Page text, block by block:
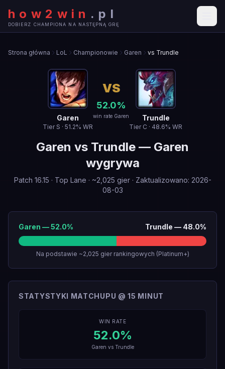
how2win . pl
DOBIERZ CHAMPIONA NA NASTĘPNĄ GRĘ
Strona główna LoL Championowie Garen vs Trundle
Garen
Tier S · 51.2% WR
VS
52.0%
win rate Garen Trundle
Tier C · 48.6% WR
Garen vs Trundle — Garen
wygrywa
Patch 16.15 · Top Lane · ~2,025 gier· Zaktualizowano: 2026-
08-03
Garen —52.0% Trundle — 48.0%
Na podstawie ~2,025 gier rankingowych (Platinum+)
STATYSTYKI MATCHUPU @ 15 MINUT
WIN RATE
52.0%
Garen vs Trundle